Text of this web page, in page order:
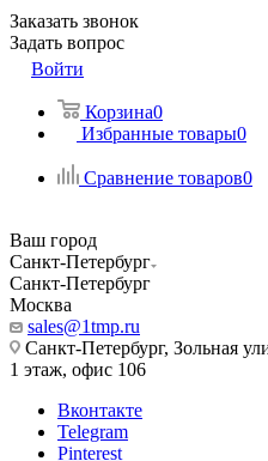
Заказать звонок
Задать вопрос
Войти
Корзина0
Избранные товары0
Сравнение товаров0
Ваш город
Санкт-Петербург
Санкт-Петербург
Москва
sales@1tmp.ru
Санкт-Петербург, Зольная
1 этаж, офис 106
Вконтакте
Telegram
Pinterest